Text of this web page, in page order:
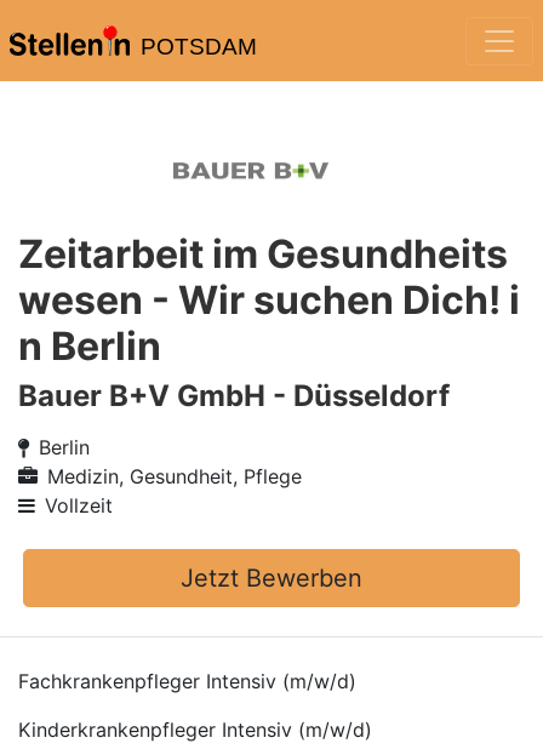
POTSDAM
Zeitarbeit im Gesundheits
wesen - Wir suchen Dich! i
n Berlin
Bauer B+V GmbH - Düsseldorf
Berlin
Medizin, Gesundheit, Pflege
Vollzeit
Jetzt Bewerben
Fachkrankenpfleger Intensiv (m/w/d)
Kinderkrankenpfleger Intensiv (m/w/d)